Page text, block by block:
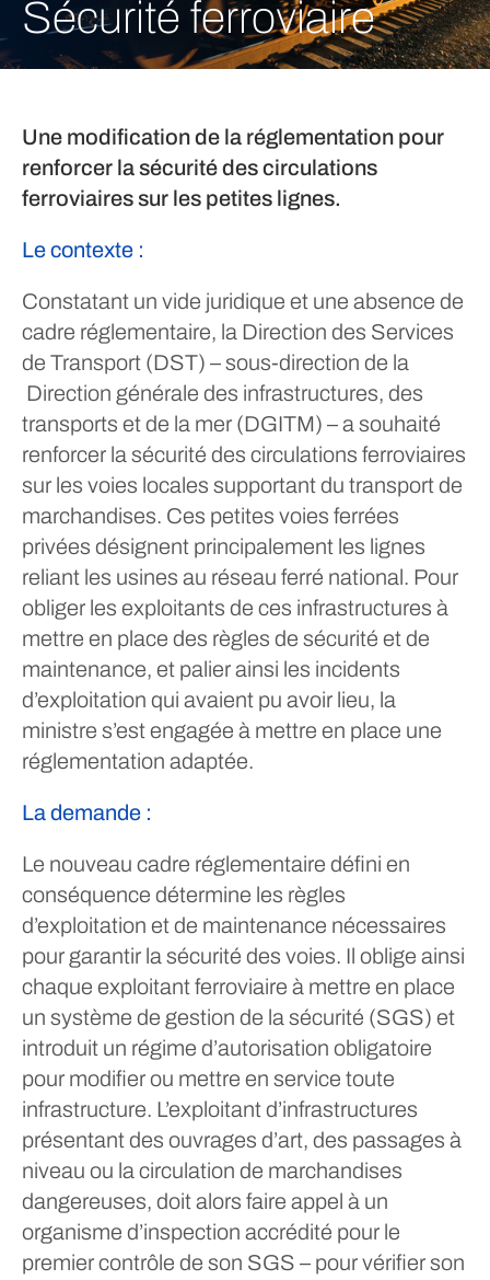
Sécurité ferroviaire
Une modification de la réglementation pour
renforcer la sécurité des circulations
ferroviaires sur les petites lignes.
Le contexte :
Constatant un vide juridique et une absence de
cadre réglementaire, la Direction des Services
de Transport (DST) – sous-direction de la
Direction générale des infrastructures, des
transports et de la mer (DGITM) – a souhaité
renforcer la sécurité des circulations ferroviaires
sur les voies locales supportant du transport de
marchandises. Ces petites voies ferrées
privées désignent principalement les lignes
reliant les usines au réseau ferré national. Pour
obliger les exploitants de ces infrastructures à
mettre en place des règles de sécurité et de
maintenance, et palier ainsi les incidents
d’exploitation qui avaient pu avoir lieu, la
ministre s’est engagée à mettre en place une
réglementation adaptée.
La demande :
Le nouveau cadre réglementaire défini en
conséquence détermine les règles
d’exploitation et de maintenance nécessaires
pour garantir la sécurité des voies. Il oblige ainsi
chaque exploitant ferroviaire à mettre en place
un système de gestion de la sécurité (SGS) et
introduit un régime d’autorisation obligatoire
pour modifier ou mettre en service toute
infrastructure. L’exploitant d’infrastructures
présentant des ouvrages d’art, des passages à
niveau ou la circulation de marchandises
dangereuses, doit alors faire appel à un
organisme d’inspection accrédité pour le
premier contrôle de son SGS – pour vérifier son